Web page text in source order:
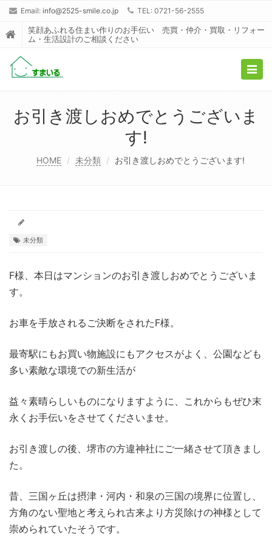
Email: info@2525-smile.co.jp TEL: 0721-56-2555
笑顔あふれる住まい作りのお手伝い 売買・仲介・買取・リフォー
ム・生活設計のご相談ください
お引き渡しおめでとうございま
す!
HOME 未分類 お引き渡しおめでとうございます!
未分類
F様、本日はマンションのお引き渡しおめでとうございま
す。
お車を手放されるご決断をされたF様。
最寄駅にもお買い物施設にもアクセスがよく、公園なども
多い素敵な環境での新生活が
益々素晴らしいものになりますように、これからもぜひ末
永くお手伝いをさせてくださいませ。
お引き渡しの後、堺市の方違神社にご一緒させて頂きまし
た。
昔、三国ヶ丘は摂津・河内・和泉の三国の境界に位置し、
方角のない聖地と考えられ古来より方災除けの神様として
崇められていたそうです。